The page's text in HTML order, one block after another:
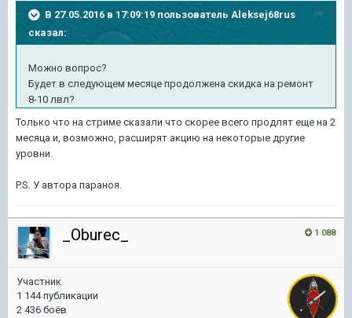
В 27.05.2016 в 17:09:19 пользователь Aleksej68rus
сказал:
Можно вопрос?
Будет в следующем месяце продолжена скидка на ремонт
8-10 лвл?
Только что на стриме сказали что скорее всего продлят еще на 2
месяца и, возможно, расширят акцию на некоторые другие
уровни.
P.S. У автора параноя.
1 088
_Oburec_
Участник
1 144 публикации
2 436 боёв